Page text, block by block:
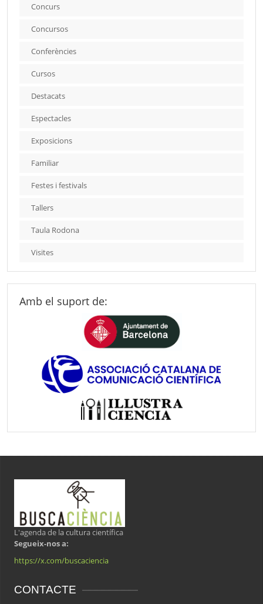
Concurs
Concursos
Conferències
Cursos
Destacats
Espectacles
Exposicions
Familiar
Festes i festivals
Tallers
Taula Rodona
Visites
Amb el suport de:
L'agenda de la cultura científica
Segueix-nos a:
https://x.com/buscaciencia
CONTACTE